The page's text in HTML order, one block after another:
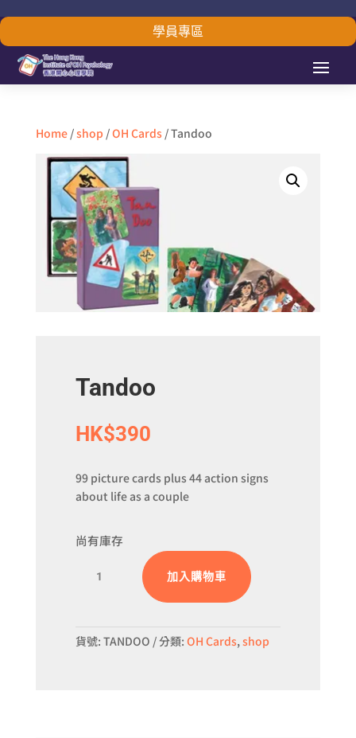
學員專區
Home/shop /OH Cards/ Tandoo
Tandoo
HK$390
99 picture cards plus 44 action signs
about life as a couple
尚有庫存
加入購物車
貨號: TANDOO 分類: OH Cards, shop